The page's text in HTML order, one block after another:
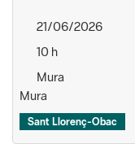
21/06/2026
10 h
Mura
Mura
Sant Llorenç-Obac